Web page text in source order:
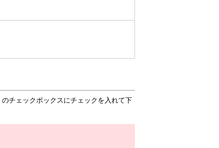
チェックボックスにチェックを入れて下